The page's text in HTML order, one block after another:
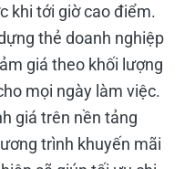
khi tới giờ cao điểm.
thẻ doanh nghiệp
giá theo khối lượng
mọi ngày làm việc.
giá trên nền tảng
trình khuyến mãi